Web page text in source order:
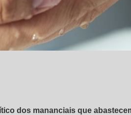
dos mananciais que